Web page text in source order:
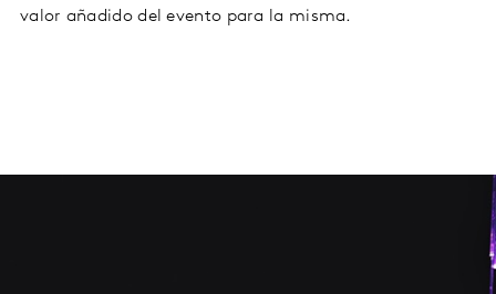
valor añadido del evento para la misma.